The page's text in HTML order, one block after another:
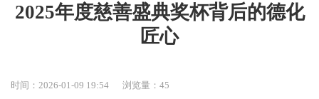
2025年度慈善盛典奖杯背后的德化
匠心
时间：2026-01-09 19:54 浏览量：45